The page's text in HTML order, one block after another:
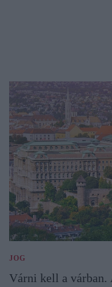
JOG
Várni kell a várban.